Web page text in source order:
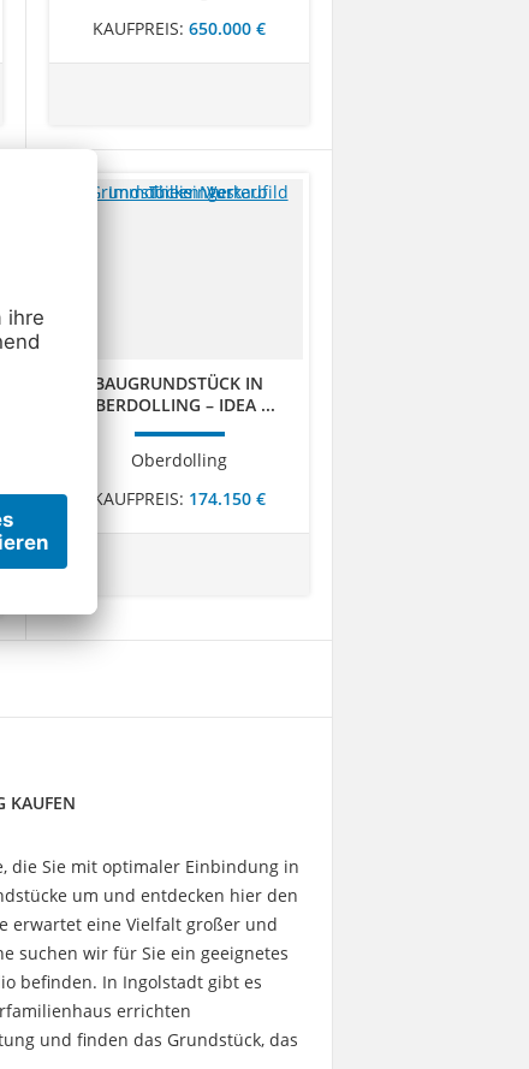
KAUFPREIS: 650.000 €
BAUGRUNDSTÜCK IN
OBERDOLLING – IDEA ...
Oberdolling
KAUFPREIS: 174.150 €
KAUFEN
die Sie mit optimaler Einbindung in
um und entdecken hier den
erwartet eine Vielfalt großer und
suchen wir für Sie ein geeignetes
befinden. In Ingolstadt gibt es
errichten
und finden das Grundstück, das